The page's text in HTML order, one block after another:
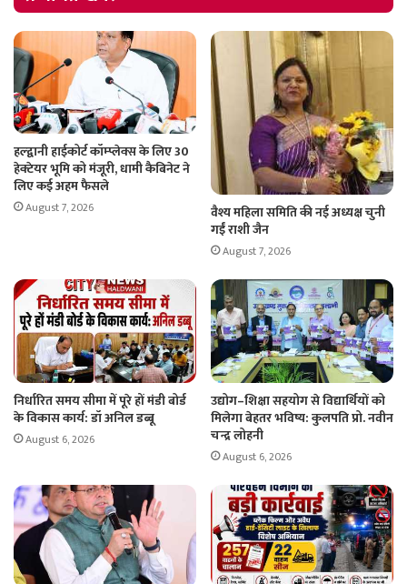
हल्द्वानी हाईकोर्ट कॉम्प्लेक्स के लिए 30
हेक्टेयर भूमि को मंजूरी, धामी कैबिनेट ने
लिए कई अहम फैसले
August 7, 2026
वैश्य महिला समिति की नई अध्यक्ष चुनी
गईं राशी जैन
August 7, 2026
निर्धारित समय सीमा में पूरे हों मंडी बोर्ड
के विकास कार्य: डॉ अनिल डब्बू
August 6, 2026
उद्योग–शिक्षा सहयोग से विद्यार्थियों को
मिलेगा बेहतर भविष्य: कुलपति प्रो. नवीन
चन्द्र लोहनी
August 6, 2026